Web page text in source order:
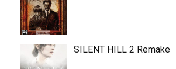
SILENT HILL 2 Remake